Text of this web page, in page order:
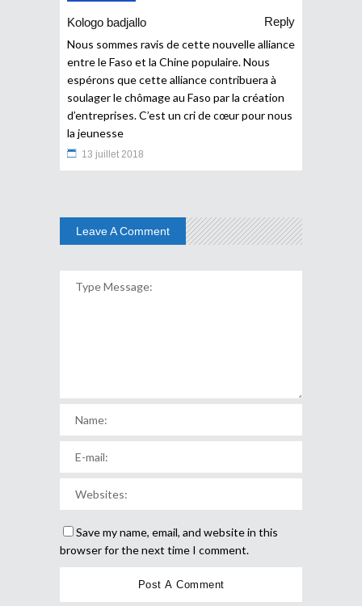
Kologo badjallo
Reply
Nous sommes ravis de cette nouvelle alliance
entre le Faso et la Chine populaire. Nous
espérons que cette alliance contribuera à
soulager le chômage au Faso par la création
d’entreprises. C’est un cri de cœur pour nous
la jeunesse
13 juillet 2018
Leave A Comment
Save my name, email, and website in this
browser for the next time I comment.